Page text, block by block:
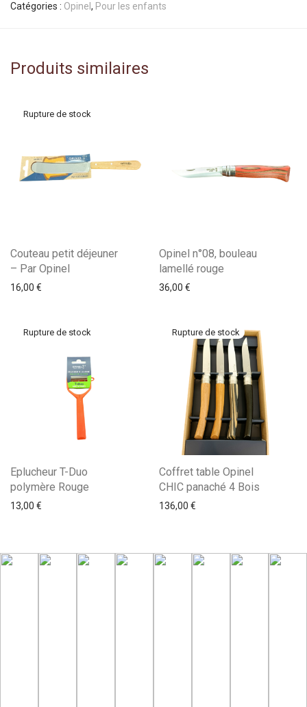
Catégories : Opinel , Pour les enfants
Produits similaires
Couteau petit déjeuner
– Par Opinel
16,00 €
Opinel n°08, bouleau
lamellé rouge
36,00 €
Eplucheur T-Duo
polymère Rouge
13,00 €
Coffret table Opinel
CHIC panaché 4 Bois
136,00 €